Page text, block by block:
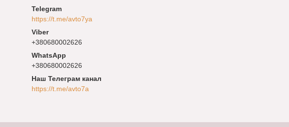
https://t.me/avto7ya
+380680002626
+380680002626
Наш Телеграм канал
https://t.me/avto7a